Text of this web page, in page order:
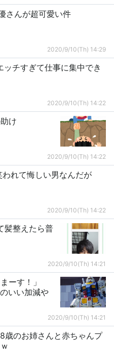
さんが超可愛い件
2020/9/10(Th) 14:29
ッチすぎて仕事に集中でき
2020/9/10(Th) 14:22
け
2020/9/10(Th) 14:22
れて悔しい男なんだが
2020/9/10(Th) 14:22
髪整えたら普
2020/9/10(Th) 14:21
ーす！」
いい加減や
2020/9/10(Th) 14:21
歳のお姉さんと赤ちゃんプ